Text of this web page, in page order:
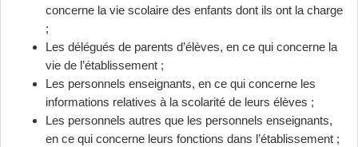
concerne la vie scolaire des enfants dont ils ont la charge
;
Les délégués de parents d’élèves, en ce qui concerne la
vie de l’établissement ;
Les personnels enseignants, en ce qui concerne les
informations relatives à la scolarité de leurs élèves ;
Les personnels autres que les personnels enseignants,
en ce qui concerne leurs fonctions dans l’établissement ;